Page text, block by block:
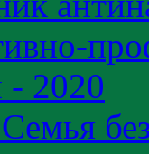
- 2020